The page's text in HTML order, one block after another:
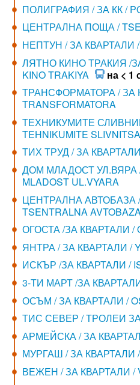
ПОЛИГРАФИЯ / ЗА КК /
ЦЕНТРАЛНА ПОЩА /
НЕПТУН / ЗА КВАРТАЛИ /
ЛЯТНО КИНО ТРАКИЯ /
KINO TRAKIYA
на < 1
ТРАНСФОРМАТОРА / ЗА
TRANSFORMATORA
ТЕХНИКУМИТЕ
TEHNIKUMITE SLIVNITSA
ТИХ ТРУД / ЗА КВАРТАЛИ
ДОМ МЛАДОСТ УЛ.ВЯРА
MLADOST UL.VYARA
ЦЕНТРАЛНА АВТОБАЗА
TSENTRALNA
ОГОСТА /ЗА КВАРТАЛИ /
ЯНТРА / ЗА КВАРТАЛИ /
ИСКЪР /ЗА КВАРТАЛИ /
3-ТИ МАРТ /ЗА
ОСЪМ / ЗА КВАРТАЛИ /
ТИС СЕВЕР / ТРОЛЕИ ЗА
АРМЕЙСКА / ЗА
МУРГАШ / ЗА КВАРТАЛИ /
ВЕЖЕН / ЗА КВАРТАЛИ /